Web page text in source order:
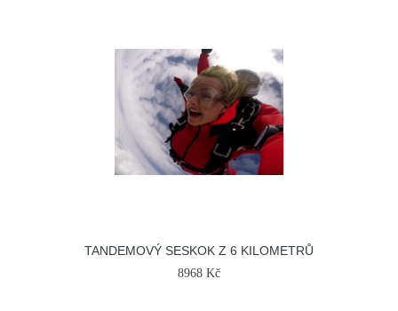
TANDEMOVÝ SESKOK Z 6 KILOMETRŮ
8968 Kč